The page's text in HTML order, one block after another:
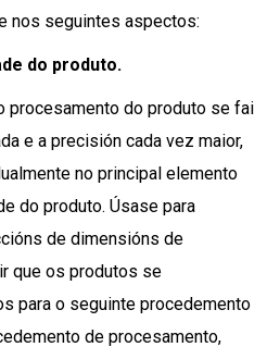
nos seguintes aspectos:
do produto.
procesamento do produto se fai
e a precisión cada vez maior,
no principal elemento
do produto. Úsase para
de dimensións de
que os produtos se
para o seguinte procedemento
de procesamento,